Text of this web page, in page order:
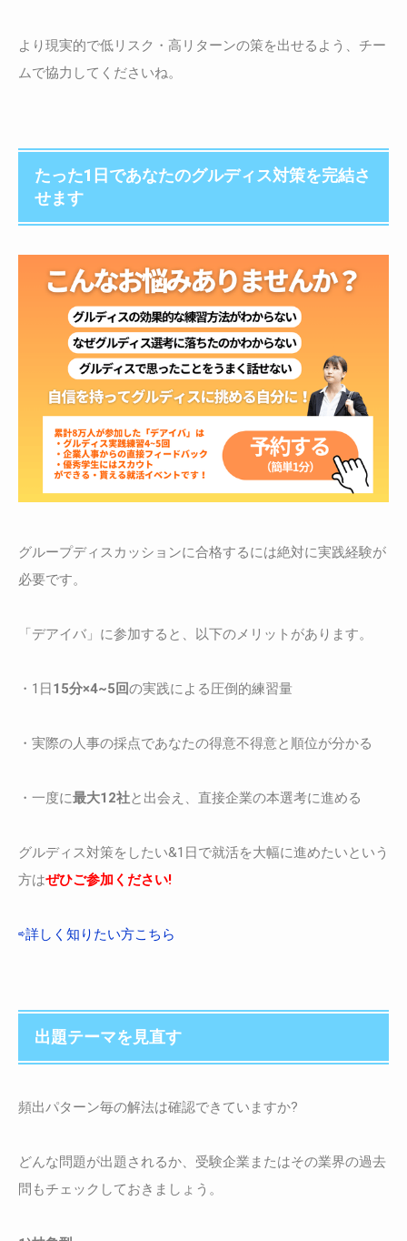
より現実的で低リスク・高リターンの策を出せるよう、チー
ムで協力してくださいね。
たった1日であなたのグルディス対策を完結さ
せます
グループディスカッションに合格するには絶対に実践経験が
必要です。
「デアイバ」に参加すると、以下のメリットがあります。
・1日15分×4~5回の実践による圧倒的練習量
・実際の人事の採点であなたの得意不得意と順位が分かる
・一度に最大12社と出会え、直接企業の本選考に進める
グルディス対策をしたい&1日で就活を大幅に進めたいという
方はぜひご参加ください!
⇨詳しく知りたい方こちら
出題テーマを見直す
頻出パターン毎の解法は確認できていますか?
どんな問題が出題されるか、受験企業またはその業界の過去
問もチェックしておきましょう。